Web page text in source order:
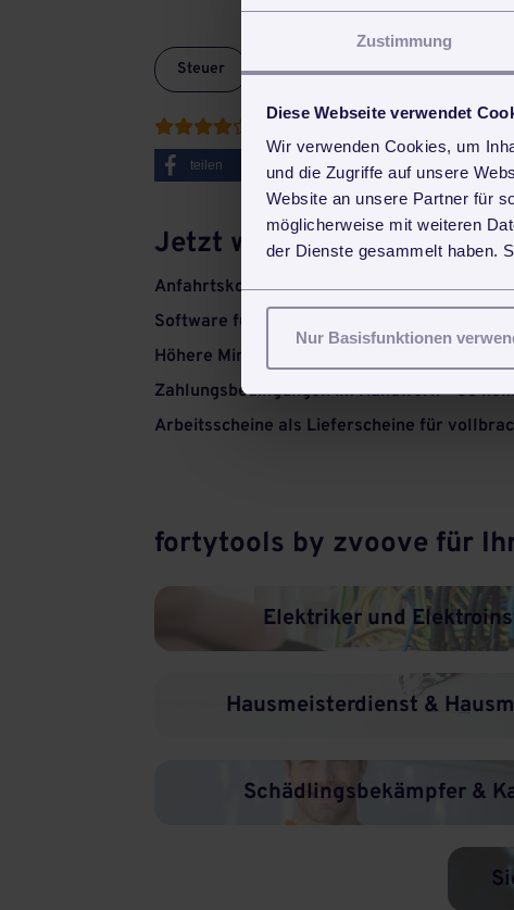
Zustimmung
Diese Webseite verwendet
Wir verwenden Cookies, um
und die Zugriffe auf unsere
Website an unsere Partner für
möglicherweise mit weiteren
der Dienste gesammelt haben.
Nur Basisfunktionen
Steuer

teilen tweet
Jetzt weiterlesen
Anfahrtskosten: Wie viel dürfen
Software für Gebäudereinigung und
Höhere Mindestlöhne ab 1. März 2016
Zahlungsbedingungen im Handwerk - So
Arbeitsscheine als Lieferscheine für
fortytools by zvoove für
Elektriker und
Hausmeisterdienst &
Schädlingsbekämpfer &